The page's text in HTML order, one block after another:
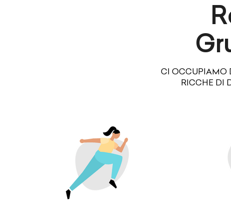
CI OCCUPIAMO
RICCHE DI